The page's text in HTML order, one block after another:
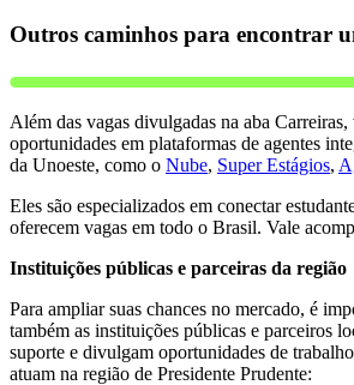
Outros caminhos para encontrar
Além das vagas divulgadas na aba
oportunidades em plataformas de agentes
da Unoeste, como o Nube, Super Estágios,
Eles são especializados em conectar
oferecem vagas em todo o Brasil. Vale
Instituições públicas e parceiras da região
Para ampliar suas chances no mercado, é
também as instituições públicas e parceiros
suporte e divulgam oportunidades de
atuam na região de Presidente Prudente: